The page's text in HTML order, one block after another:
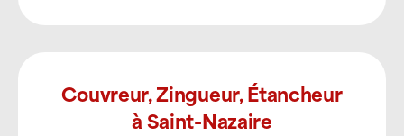
Couvreur, Zingueur, Étancheur
à Saint-Nazaire